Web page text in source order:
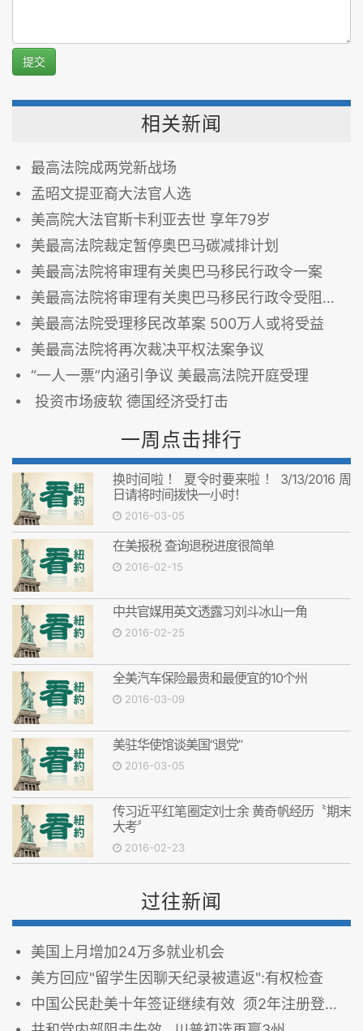
提交
相关新闻
最高法院成两党新战场
孟昭文提亚裔大法官人选
美高院大法官斯卡利亚去世 享年79岁
美最高法院裁定暂停奥巴马碳减排计划
美最高法院将审理有关奥巴马移民行政令一案
美最高法院将审理有关奥巴马移民行政令受阻一案
美最高法院受理移民改革案 500万人或将受益
美最高法院将再次裁决平权法案争议
“一人一票”内涵引争议 美最高法院开庭受理
投资市场疲软 德国经济受打击
一周点击排行
换时间啦 ！ 夏令时要来啦 ！ 3/13/2016 周
日请将时间拨快一小时！
2016-03-05
在美报税 查询退税进度很简单
2016-02-15
中共官媒用英文透露习刘斗冰山一角
2016-02-25
全美汽车保险最贵和最便宜的10个州
2016-03-09
美驻华使馆谈美国“退党”
2016-03-05
传习近平红笔圈定刘士余 黄奇帆经历〝期末
大考〞
2016-02-23
过往新闻
美国上月增加24万多就业机会
美方回应"留学生因聊天纪录被遣返":有权检查
中国公民赴美十年签证继续有效 须2年注册登记一次